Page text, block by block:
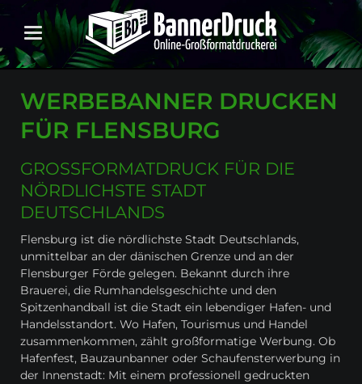
WERBEBANNER DRUCKEN
FÜR FLENSBURG
GROSSFORMATDRUCK FÜR DIE N
ÖRDLICHSTE STADT D
EUTSCHLANDS
Flensburg ist die nördlichste Stadt Deutschlands,
unmittelbar an der dänischen Grenze und an der
Flensburger Förde gelegen. Bekannt durch ihre
Brauerei, die Rumhandelsgeschichte und den
Spitzenhandball ist die Stadt ein lebendiger Hafen- und
Handelsstandort. Wo Hafen, Tourismus und Handel
zusammenkommen, zählt großformatige Werbung. Ob
Hafenfest, Bauzaunbanner oder Schaufensterwerbung in
der Innenstadt: Mit einem professionell gedruckten